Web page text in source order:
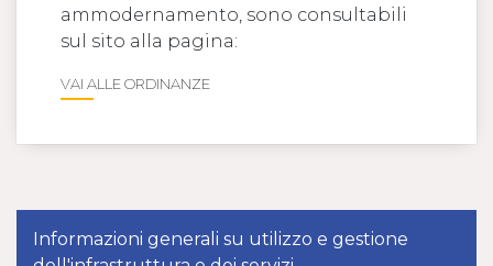
Informazioni generali su utilizzo e gestione
ammodernamento, sono consultabili
sul sito alla pagina:
VAI ALLE ORDINANZE